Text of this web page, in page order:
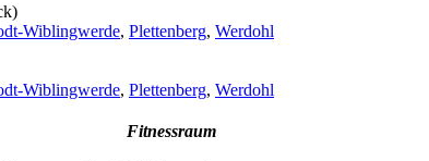
Wiblingwerde, Plettenberg, Werdohl
Wiblingwerde, Plettenberg, Werdohl
Fitnessraum